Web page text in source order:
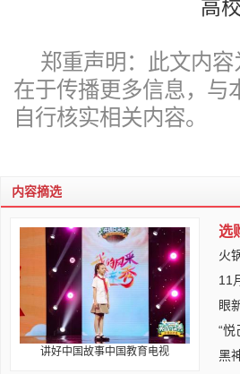
郑重声明：此文内
在于传播更多信息，与
自行核实相关内容。
内容摘选
讲好中国故事中国教育电视
选
火
11
眼
“
黑